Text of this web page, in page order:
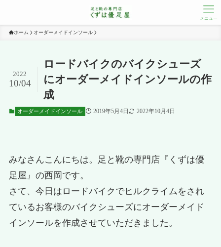
メニュー
ホーム オーダーメイドインソール
ロードバイクのバイクシューズ
にオーダーメイドインソールの作
成
2022
10/04
オーダーメイドインソール 2019年5月4日 2022年10月4日
みなさんこんにちは。足と靴の専門店『くずは優
足屋』の西岡です。
さて、今日はロードバイクでヒルクライムをされ
ているお客様のバイクシューズにオーダーメイド
インソールを作成させていただきました。